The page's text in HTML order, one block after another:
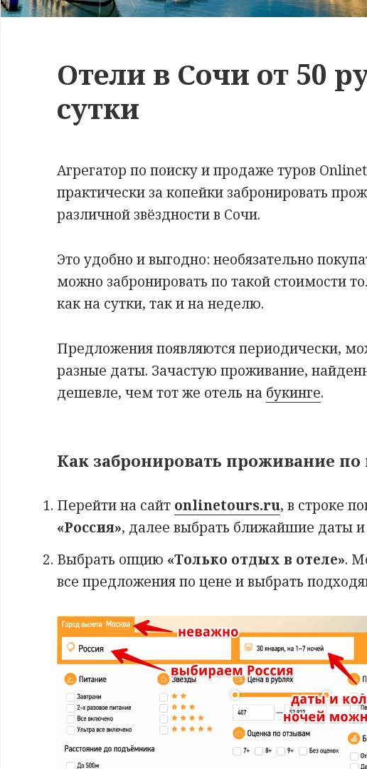
Отели в Сочи от 50
сутки
Агрегатор по поиску и продаже туров
практически за копейки забронировать
различной звёздности в Сочи.
Это удобно и выгодно: необязательно
можно забронировать по такой стоимости
как на сутки, так и на неделю.
Предложения появляются периодически,
разные даты. Зачастую проживание,
дешевле, чем тот же отель на букинге.
Как забронировать проживание по
Перейти на сайт onlinetours.ru, в строке
«Россия», далее выбрать ближайшие даты и
Выбрать опцию «Только отдых в отеле».
все предложения по цене и выбрать